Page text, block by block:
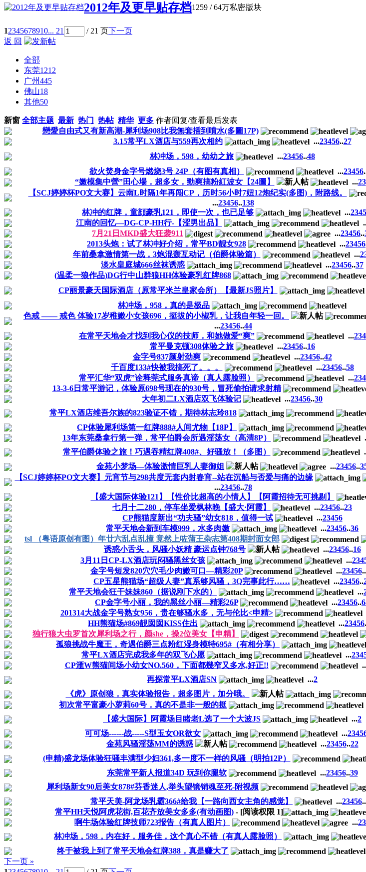
2012年及更早贴存档1259 /64万私密版块
12345678910... 21 / 21 页下一页
返 回
全部
东莞1212
广州445
佛山18
其他50
新窗 全部主题 最新 热门 热帖 精华 更多 作者回复/查看最后发表
戀愛自由式又有新高潮-犀利场908比我無套插到噴水(多圖17P)
3.15常平LX酒店与559再次相约
...23456..27
林冲场，598，幼幼之旅
...23456..48
欲火焚身金字号燃烧3号 24P（有图有真相）
...23456
“嫩模集中營”田心場，超多女，勁爽搞粉紅波女【24圖】
...23
【SCJ婷婷杯PO文大赛】云南L时隔1年再闯CP，历时56小时7妞12炮纪实(多图)，附路线。
...23456..138
林冲的红牌，童顔豪乳121，即使一次，也已足够
...2345
江南的回忆—DG-CP-HH行-【涩男出品】
7月21日MKD盛大狂袭911
...23456..
2013头炮：试了林冲好介绍，常平BD靓女928
...23456
年前桑拿激情第一战，3炮混轰互动记（伯爵体验篇）
...2
淡水皇庭城666丝袜诱惑
...23456..37
(温柔一狼作品)DG行中山群狼HH体验豪乳红牌868
CP丽景豪天国际酒店（原常平米兰皇家会所）【最新JS照片】
林冲场，958，真的是极品
色戒 —— 戒色 体验17岁稚嫩小女孩696，挺拔的小椒乳，让我自年轻一回。
...23456..44
在常平天地会才找到我心仪的技师，和她做爱“爽”
...234
常平曼克顿308体验之旅
...23456..16
金字号837颜射劲爽
...23456..42
千百度133#快被我搞死了。。。
...23456..58
常平汇华“双虎”诠释莞式服务真谛（真人露脸照）
...234
13-3-6日常平游记，体验原698号现在的930号，冒死偷拍请求射精
大年初二LX酒店双飞体验记
...23456..30
常平LX酒店维吾尔族的823验证不错，期待林志玲818
CP体验犀利场第一红牌888#人间尤物【18P】
13年东莞桑拿行第一弹，常平伯爵会所遇淫荡女（高清8P）
常平伯爵体验之旅！巧遇吞精红牌408#、好骚放！（多图）
金苑小梦场—体验激情巨乳人妻御姐
...23456..
【SCJ婷婷杯PO文大赛】元宵节与298共度无套内射春宵--站在沉船与否爱与痛的边缘
...23456..78
【盛大国际体验121】【性价比超高的小情人】【阿霞招待无可挑剔】
七月十二280，停车坐爱枫林晚【盛大·阿霞】
...23456..23
CP熊猫度新出“功夫骚”幼女818，值得一试
...23456
常平天地会新到车模999，水多肉嫩
...23456..36
tsl （粤语原创有图）年廿六乱点乱撞 竟然上咗蒲王杂志第408期封面女郎
诱惑小舌头，风骚小妖精 豪运点钟768号
...23456..16
3月11日CP-LX酒店玩闷骚黑丝女孩
...234
金字号短发820穴穴毛少肉嫩可口—精彩20P
...23456..
CP五星熊猫场“超级人妻”真系够风骚，3Q完事此行……
...23456..
常平天地会狂干妹妹860（据说刚下水的）
...
CP金字号小丽，我的黑丝小丽—精彩26P
...23456..
201314大战金字号熟女956，贵在够骚水多，无与伦比<申精>
HH熊猫场#869靚囡囡KISS住出
...23456
独行狼大虫罗首次犀利场之行，颜she，操2位美女【申精】
孤狼挑战牛魔王，奇遇伯爵三点粉红湿身模特695#（有相分享）
常平LX酒店完成我多年的双飞心愿
...234
CP滙W熊猫间场小幼女NO.560，下面都幾窄又多水,好正!!
再探常平LX酒店SN
...2
《虎》原创狼，真实体验报告，超多图片，加分哦。
初次常平富豪小萝莉60号，真的不是非一般的挺
【盛大国际】阿霞场目睹老L选了一个大波JS
...2
可可场------战-----S型玉女OR欲女
...2345
金苑风骚淫荡MM的诱惑
...23456..22
(申精)盛龙场体验狂骚丰满型少妇361,多一度不一样的风骚（明拍12P）
东莞常平新人报道34D 玩到你腿软
...23456..39
犀利场新女90后美女878#芬香迷人,举头望镜销魂至死-附视频
常平天美-阿龙场乳霸366#给我【一路向西女主角的感觉】
...23456..
常平HH天悦阿虎花街,百花齐放美女多多(有动画图)- [阅读权限 1]
啊牛场体验红牌技师723报告（有真人图片）
...23
林冲场，598，内在好，服务佳，这个真心不错（有真人露脸照）
终于被我上到了常平天地会红牌388，真是赚大了
下一页 »